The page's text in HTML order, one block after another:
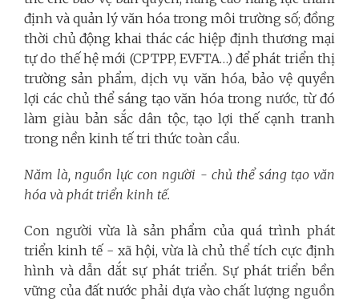
định và quản lý văn hóa trong môi trường số; đồng
thời chủ động khai thác các hiệp định thương mại
tự do thế hệ mới (CPTPP, EVFTA…) để phát triển thị
trường sản phẩm, dịch vụ văn hóa, bảo vệ quyền
lợi các chủ thể sáng tạo văn hóa trong nước, từ đó
làm giàu bản sắc dân tộc, tạo lợi thế cạnh tranh
trong nền kinh tế tri thức toàn cầu.
Năm là, nguồn lực con người - chủ thể sáng tạo văn
hóa và phát triển kinh tế.
Con người vừa là sản phẩm của quá trình phát
triển kinh tế - xã hội, vừa là chủ thể tích cực định
hình và dẫn dắt sự phát triển. Sự phát triển bền
vững của đất nước phải dựa vào chất lượng nguồn